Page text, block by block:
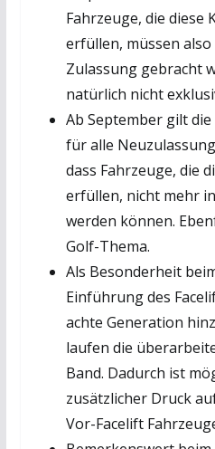
Fahrzeuge, die diese
erfüllen, müssen
Zulassung gebracht
natürlich nicht
Ab September gilt
für alle
dass Fahrzeuge, die
erfüllen, nicht mehr
werden können.
Golf-Thema.
Als Besonderheit
Einführung des
achte Generation
laufen die
Band. Dadurch ist
zusätzlicher Druck
Vor-Facelift